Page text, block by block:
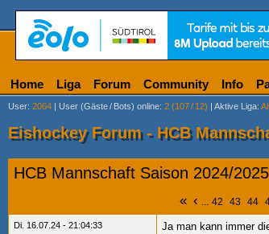
Home Liga Forum Community Info
User: 2064 | User (Gäste/ Bots) online: 2 (107/ 12) | Aktive Liga:
Eishockey Forum - HCB
HCB Mannschaft Saison 2024/2025
« ‹ ... 42 43 44
Di. 16.07.24 - 21:04:33
Ja man kann immer